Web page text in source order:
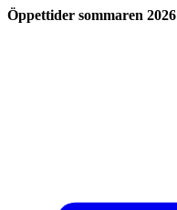
Öppettider sommaren 2026